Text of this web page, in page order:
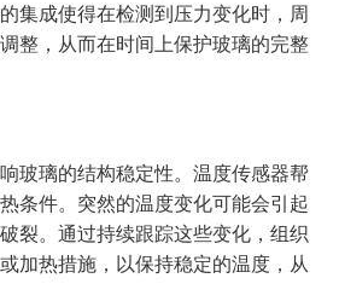
集成使得在检测到压力变化时，周
整，从而在时间上保护玻璃的完整
玻璃的结构稳定性。温度传感器帮
条件。突然的温度变化可能会引起
裂。通过持续跟踪这些变化，组织
加热措施，以保持稳定的温度，从